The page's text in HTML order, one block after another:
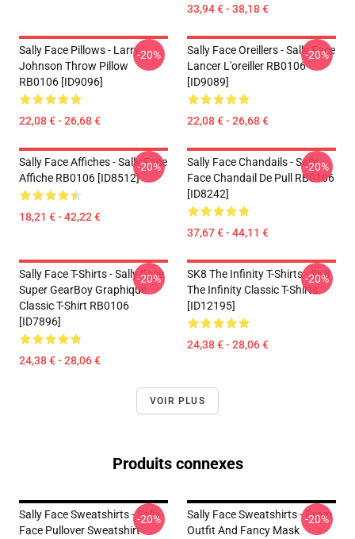
33,94 € - 38,18 €
Sally Face Pillows - Larry
Johnson Throw Pillow
RB0106 [ID9096]
22,08 € - 26,68 €
-20%
Sally Face Oreillers - Sally Face
Lancer L'oreiller RB0106
[ID9089]
22,08 € - 26,68 €
-20%
Sally Face Affiches - Sally Face
Affiche RB0106 [ID8512]
18,21 € - 42,22 €
-20%
Sally Face Chandails - Sally
Face Chandail De Pull RB0106
[ID8242]
37,67 € - 44,11 €
-20%
Sally Face T-Shirts - Sally Face
Super GearBoy Graphique
Classic T-Shirt RB0106
[ID7896]
24,38 € - 28,06 €
-20%
SK8 The Infinity T-Shirts - SK8
The Infinity Classic T-Shirts
[ID12195]
24,38 € - 28,06 €
-20%
VOIR PLUS
Produits connexes
Sally Face Sweatshirts - Sally
Face Pullover Sweatshirt
-20%
Sally Face Sweatshirts - Prom
Outfit And Fancy Mask
-20%